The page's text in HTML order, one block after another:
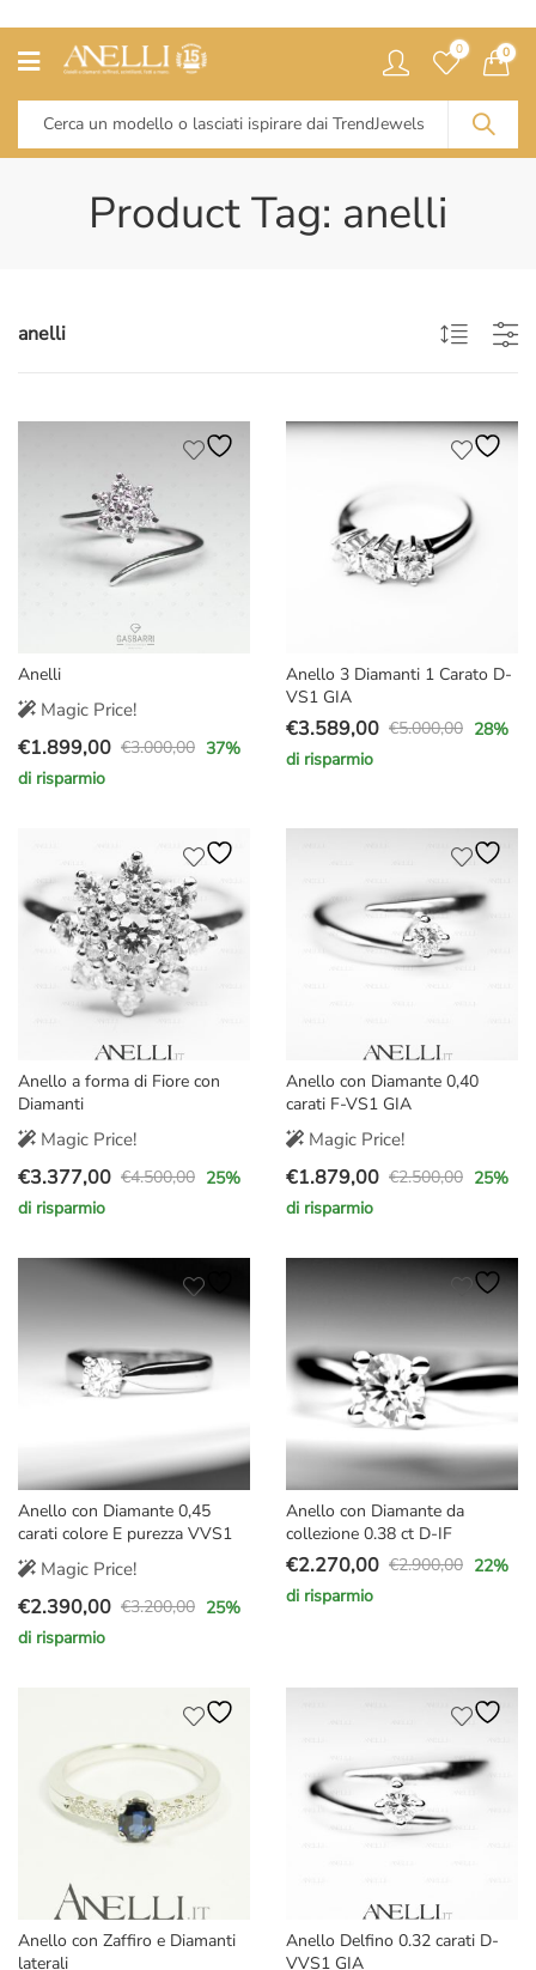
0 0
Product Tag: anelli
anelli
Anelli
Magic Price!
€3.000,00
Il
prezzo
€3.000,00.
€1.899,00
Il
prezzo
€1.899,00.
37%
di risparmio
Anello 3 Diamanti 1 Carato D-
VS1 GIA
€5.000,00
Il
prezzo
era:
€3.589,00
Il
prezzo
è:
28%
di risparmio
Anello a forma di Fiore con
Diamanti
Magic Price!
€4.500,00
Il
prezzo
€3.377,00
Il
prezzo
25%
di risparmio
Anello con Diamante 0,40
carati F-VS1 GIA
Magic Price!
€2.500,00
Il
prezzo
era:
€2.500,00.
€1.879,00
Il
prezzo
è:
€1.879,00.
25%
di risparmio
Anello con Diamante 0,45
carati colore E purezza VVS1
Magic Price!
€3.200,00
Il
prezzo
€3.200,00.
€2.390,00
Il
prezzo
€2.390,00.
25%
di risparmio
Anello con Diamante da
collezione 0.38 ct D-IF
€2.900,00
Il
prezzo
€2.270,00
Il
prezzo
22%
di risparmio
Anello con Zaffiro e Diamanti
laterali
Anello Delfino 0.32 carati D-
VVS1 GIA